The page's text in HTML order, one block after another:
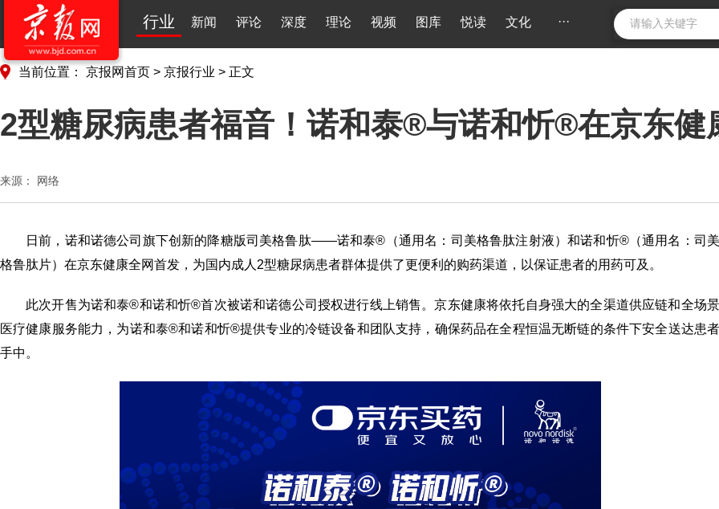
行业 新闻 评论 深度 理论 视频 图库 悦读 文化 ···
当前位置： 京报网首页 > 京报行业 > 正文
2型糖尿病患者福音！诺和泰®与诺和忻®在京东健
来源： 网络
日前，诺和诺德公司旗下创新的降糖版司美格鲁肽——诺和泰®（通用名：司美格鲁肽注射液）和诺和忻®（通用名：司美
格鲁肽片）在京东健康全网首发，为国内成人2型糖尿病患者群体提供了更便利的购药渠道，以保证患者的用药可及。
此次开售为诺和泰®和诺和忻®首次被诺和诺德公司授权进行线上销售。京东健康将依托自身强大的全渠道供应链和全场景
医疗健康服务能力，为诺和泰®和诺和忻®提供专业的冷链设备和团队支持，确保药品在全程恒温无断链的条件下安全送达患者
手中。